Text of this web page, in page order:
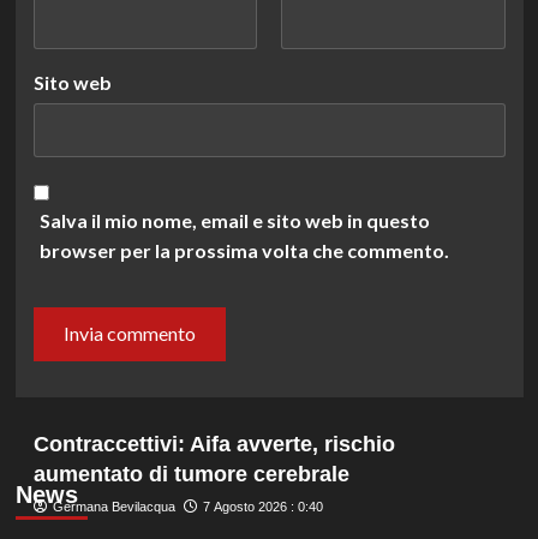
Sito web
Salva il mio nome, email e sito web in questo
browser per la prossima volta che commento.
News
Contraccettivi: Aifa avverte, rischio
aumentato di tumore cerebrale
Germana Bevilacqua 7 Agosto 2026 : 0:40